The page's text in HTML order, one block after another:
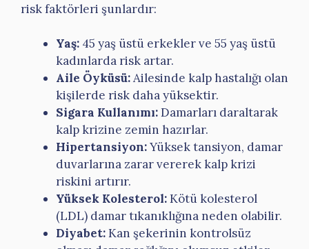
risk faktörleri şunlardır:
Yaş: 45 yaş üstü erkekler ve 55 yaş üstü
kadınlarda risk artar.
Aile Öyküsü:Ailesinde kalp hastalığı olan
kişilerde risk daha yüksektir.
Sigara Kullanımı:Damarları daraltarak
kalp krizine zemin hazırlar.
Hipertansiyon:Yüksek tansiyon, damar
duvarlarına zarar vererek kalp krizi
riskini artırır.
Yüksek Kolesterol:Kötü kolesterol
(LDL) damar tıkanıklığına neden olabilir.
Diyabet:Kan şekerinin kontrolsüz